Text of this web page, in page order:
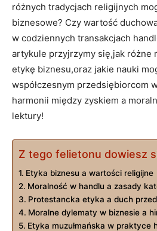
różnych tradycjach religijnych
biznesowe? Czy wartość
w codziennych transakcjach
artykule przyjrzymy się,jak różne
etykę biznesu,oraz jakie nauki
współczesnym przedsiębiorcom
harmonii między zyskiem a
lektury!
Z tego felietonu dowiesz
Etyka biznesu a wartości religijne
Moralność w handlu a zasady
Protestancka etyka a duch
Moralne dylematy w biznesie a
Etyka muzułmańska w praktyce